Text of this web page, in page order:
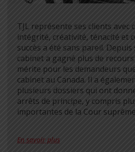
TJL représente ses clients avec
intégrité, créativité, ténacité et
succès a été sans pareil.
cabinet a gagné plus de
mérite pour les demandeurs
cabinet au Canada. Il a
plusieurs dossiers qui ont
arrêts de principe, y compris
importantes de la Cour
En savoir plus